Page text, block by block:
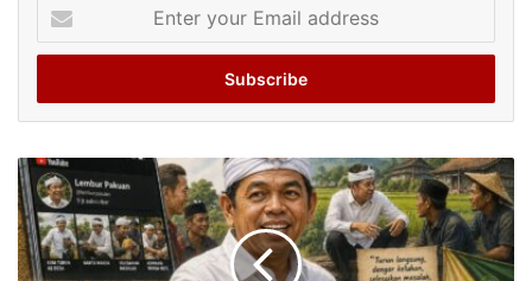
your
Email